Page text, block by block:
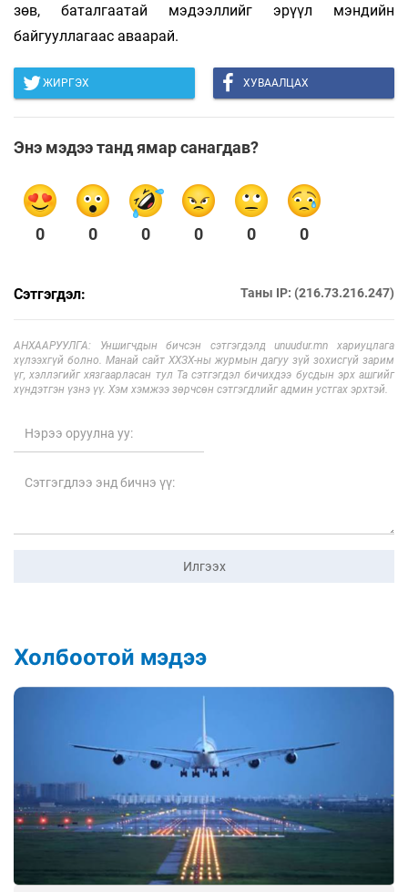
зөв, баталгаатай мэдээллийг эрүүл мэндийн
байгууллагаас аваарай.
ЖИРГЭХ ХУВААЛЦАХ
Энэ мэдээ танд ямар санагдав?
0 0 0 0 0 0
Сэтгэгдэл: Таны IP: (216.73.216.247)
АНХААРУУЛГА: Уншигчдын бичсэн сэтгэгдэлд unuudur.mn хариуцлага
хүлээхгүй болно. Манай сайт ХХЗХ-ны журмын дагуу зүй зохисгүй зарим
үг, хэллэгийг хязгаарласан тул Та сэтгэгдэл бичихдээ бусдын эрх ашгийг
хүндэтгэн үзнэ үү. Хэм хэмжээ зөрчсөн сэтгэгдлийг админ устгах эрхтэй.
Илгээх
Холбоотой мэдээ